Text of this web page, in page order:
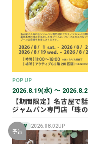
POP UP
2026.8.19(水) 〜
【期間限定】名古屋で
ジャムパン専門店「珠の
POP UP SHOP
NEW 2026.08.02UP
予告